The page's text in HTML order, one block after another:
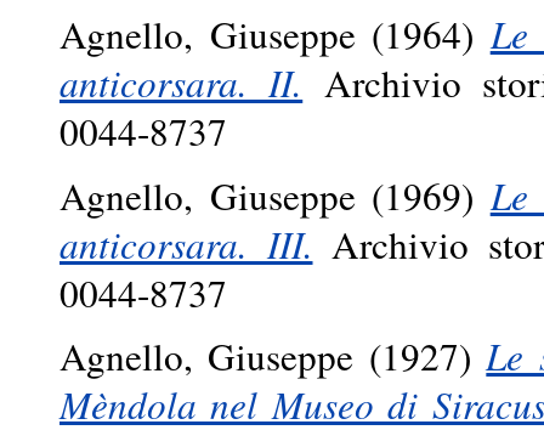
Agnello, Giuseppe (1964)
anticorsara. II. Archivio
0044-8737
Agnello, Giuseppe (1969)
anticorsara. III. Archivio
0044-8737
Agnello, Giuseppe (1927)Le
Mèndola nel Museo di